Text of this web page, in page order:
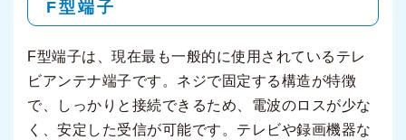
F型端子
F型端子は、現在最も一般的に使用されているテレ
ビアンテナ端子です。ネジで固定する構造が特徴
で、しっかりと接続できるため、電波のロスが少な
く、安定した受信が可能です。テレビや録画機器な